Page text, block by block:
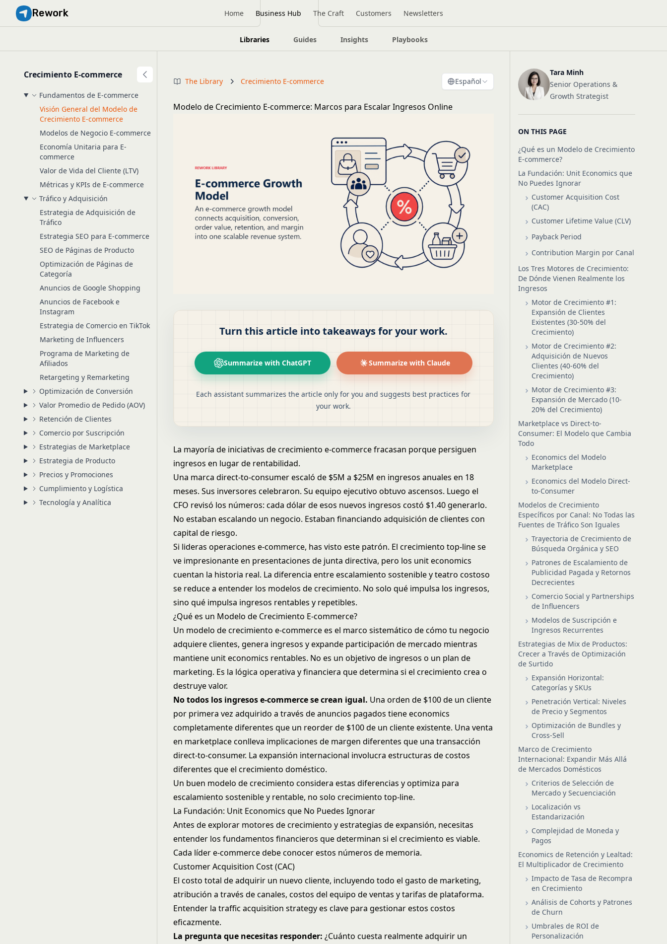
Rework Home Business Hub The Craft Customers Newsletters
Libraries Guides Insights Playbooks
Crecimiento E-commerce
Fundamentos de E-commerce
Visión General del Modelo de
Crecimiento E-commerce
Modelos de Negocio E-commerce
Economía Unitaria para E-
commerce
Valor de Vida del Cliente (LTV)
Métricas y KPIs de E-commerce
Tráfico y Adquisición
Estrategia de Adquisición de
Tráfico
Estrategia SEO para E-commerce
SEO de Páginas de Producto
Optimización de Páginas de
Categoría
Anuncios de Google Shopping
Anuncios de Facebook e
Instagram
Estrategia de Comercio en TikTok
Marketing de Influencers
Programa de Marketing de
Afiliados
Retargeting y Remarketing
Optimización de Conversión
Valor Promedio de Pedido (AOV)
Retención de Clientes
Comercio por Suscripción
Estrategias de Marketplace
Estrategia de Producto
Precios y Promociones
Cumplimiento y Logística
Tecnología y Analítica
The Library Crecimiento E-commerce Español
Modelo de Crecimiento E-commerce: Marcos para Escalar Ingresos Online
Turn this article into takeaways for your work.
Summarize with ChatGPT Summarize with Claude
Each assistant summarizes the article only for you and suggests best practices for
your work.
La mayoría de iniciativas de crecimiento e-commerce fracasan porque persiguen
ingresos en lugar de rentabilidad.
Una marca direct-to-consumer escaló de $5M a $25M en ingresos anuales en 18
meses. Sus inversores celebraron. Su equipo ejecutivo obtuvo ascensos. Luego el
CFO revisó los números: cada dólar de esos nuevos ingresos costó $1.40 generarlo.
No estaban escalando un negocio. Estaban financiando adquisición de clientes con
capital de riesgo.
Si lideras operaciones e-commerce, has visto este patrón. El crecimiento top-line se
ve impresionante en presentaciones de junta directiva, pero los unit economics
cuentan la historia real. La diferencia entre escalamiento sostenible y teatro costoso
se reduce a entender los modelos de crecimiento. No solo qué impulsa los ingresos,
sino qué impulsa ingresos rentables y repetibles.
¿Qué es un Modelo de Crecimiento E-commerce?
Un modelo de crecimiento e-commerce es el marco sistemático de cómo tu negocio
adquiere clientes, genera ingresos y expande participación de mercado mientras
mantiene unit economics rentables. No es un objetivo de ingresos o un plan de
marketing. Es la lógica operativa y financiera que determina si el crecimiento crea o
destruye valor.
No todos los ingresos e-commerce se crean igual. Una orden de $100 de un cliente
por primera vez adquirido a través de anuncios pagados tiene economics
completamente diferentes que un reorder de $100 de un cliente existente. Una venta
en marketplace conlleva implicaciones de margen diferentes que una transacción
direct-to-consumer. La expansión internacional involucra estructuras de costos
diferentes que el crecimiento doméstico.
Un buen modelo de crecimiento considera estas diferencias y optimiza para
escalamiento sostenible y rentable, no solo crecimiento top-line.
La Fundación: Unit Economics que No Puedes Ignorar
Antes de explorar motores de crecimiento y estrategias de expansión, necesitas
entender los fundamentos financieros que determinan si el crecimiento es viable.
Cada líder e-commerce debe conocer estos números de memoria.
Customer Acquisition Cost (CAC)
El costo total de adquirir un nuevo cliente, incluyendo todo el gasto de marketing,
atribución a través de canales, costos del equipo de ventas y tarifas de plataforma.
Entender latraffic acquisition strategyes clave para gestionar estos costos
eficazmente.
La pregunta que necesitas responder: ¿Cuánto cuesta realmente adquirir un
Tara Minh
Senior Operations &
Growth Strategist
ON THIS PAGE
¿Qué es un Modelo de Crecimiento
E-commerce?
La Fundación: Unit Economics que
No Puedes Ignorar
Customer Acquisition Cost
(CAC)
Customer Lifetime Value (CLV)
Payback Period
Contribution Margin por Canal
Los Tres Motores de Crecimiento:
De Dónde Vienen Realmente los
Ingresos
Motor de Crecimiento #1:
Expansión de Clientes
Existentes (30-50% del
Crecimiento)
Motor de Crecimiento #2:
Adquisición de Nuevos
Clientes (40-60% del
Crecimiento)
Motor de Crecimiento #3:
Expansión de Mercado (10-
20% del Crecimiento)
Marketplace vs Direct-to-
Consumer: El Modelo que Cambia
Todo
Economics del Modelo
Marketplace
Economics del Modelo Direct-
to-Consumer
Modelos de Crecimiento
Específicos por Canal: No Todas las
Fuentes de Tráfico Son Iguales
Trayectoria de Crecimiento de
Búsqueda Orgánica y SEO
Patrones de Escalamiento de
Publicidad Pagada y Retornos
Decrecientes
Comercio Social y Partnerships
de Influencers
Modelos de Suscripción e
Ingresos Recurrentes
Estrategias de Mix de Productos:
Crecer a Través de Optimización
de Surtido
Expansión Horizontal:
Categorías y SKUs
Penetración Vertical: Niveles
de Precio y Segmentos
Optimización de Bundles y
Cross-Sell
Marco de Crecimiento
Internacional: Expandir Más Allá
de Mercados Domésticos
Criterios de Selección de
Mercado y Secuenciación
Localización vs
Estandarización
Complejidad de Moneda y
Pagos
Economics de Retención y Lealtad:
El Multiplicador de Crecimiento
Impacto de Tasa de Recompra
en Crecimiento
Análisis de Cohorts y Patrones
de Churn
Umbrales de ROI de
Personalización